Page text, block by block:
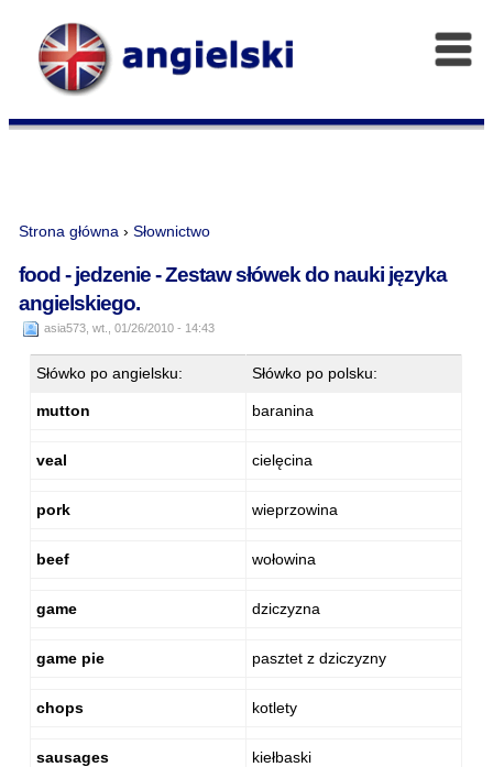
Strona główna› Słownictwo
food - jedzenie - Zestaw słówek do nauki języka
angielskiego.
asia573, wt., 01/26/2010 - 14:43
Słówko po angielsku: Słówko po polsku:
mutton baranina
veal cielęcina
pork wieprzowina
beef wołowina
game dziczyzna
game pie pasztet z dziczyzny
chops kotlety
sausages kiełbaski